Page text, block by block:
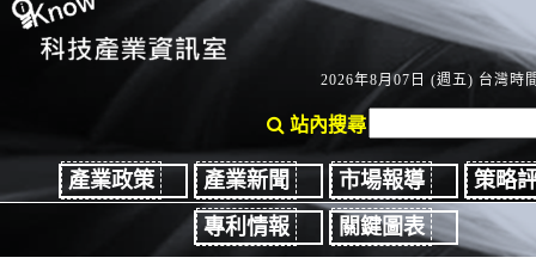
2026年8月07日 (週五) 台灣時
站內搜尋
產業政策 產業新聞 市場報導
策略
專利情報
關鍵圖表